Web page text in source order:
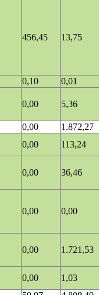
456,45 13,75
0,10
0,01
0,00 5,36
0,00
1.872,27
0,00
113,24
0,00 36,46
0,00 0,00
0,00 1.721,53
0,00
1,03